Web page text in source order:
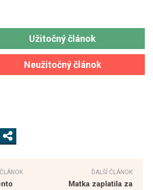
Užitočný článok
Neužitočný článok
ĎALŠÍ ČLÁNOK
Matka zaplatila za